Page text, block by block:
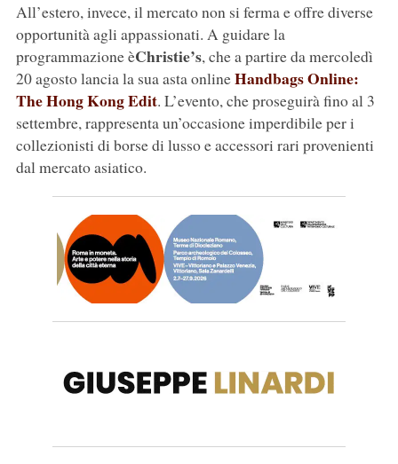
All’estero, invece, il mercato non si ferma e offre diverse
opportunità agli appassionati. A guidare la
programmazione èChristie’s, che a partire da mercoledì
20 agosto lancia la sua asta onlineHandbags Online:
The Hong Kong Edit. L’evento, che proseguirà fino al 3
settembre, rappresenta un’occasione imperdibile per i
collezionisti di borse di lusso e accessori rari provenienti
dal mercato asiatico.